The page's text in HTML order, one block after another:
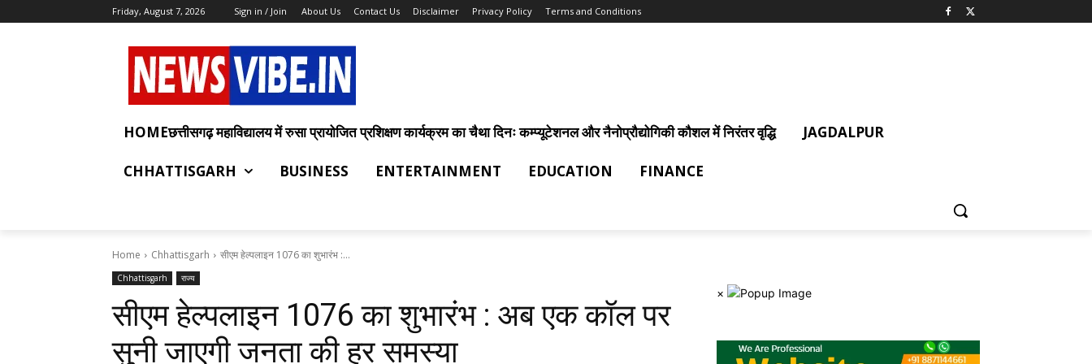
Friday, August 7, 2026 Sign in / Join About Us Contact Us Disclaimer Privacy Policy Terms and Conditions
HOMEछत्तीसगढ़ महाविद्यालय में रुसा प्रायोजित प्रशिक्षण कार्यक्रम का चैथा दिनः कम्प्यूटेशनल और नैनोप्रौद्योगिकी कौशल में निरंतर वृद्धि JAGDALPUR
CHHATTISGARH BUSINESS ENTERTAINMENT EDUCATION FINANCE
Home Chhattisgarh सीएम हेल्पलाइन 1076 का शुभारंभ :...
Chhattisgarh राज्य
सीएम हेल्पलाइन 1076 का शुभारंभ : अब एक कॉल पर
सुनी जाएगी जनता की हर समस्या
×